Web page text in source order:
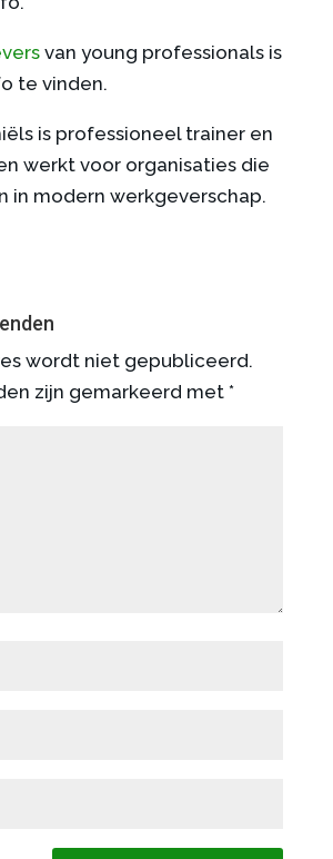
van young professionals is
te vinden.
is professioneel trainer en
werkt voor organisaties die
in modern werkgeverschap.
wordt niet gepubliceerd.
zijn gemarkeerd met *